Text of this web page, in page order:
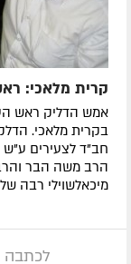
קרית מלאכי:
אמש הדליק ראש
בקרית מלאכי.
חב"ד לצעירים ע"ש
הרב משה הבר
מיכאלשוילי רבה
לכתבה